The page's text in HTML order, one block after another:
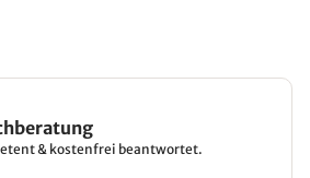
& kostenfrei beantwortet.